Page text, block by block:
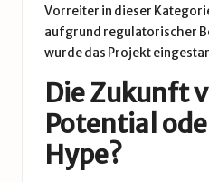
Vorreiter in dieser
aufgrund regulatorischer
wurde das Projekt
Die Zukunft
Potential
Hype?